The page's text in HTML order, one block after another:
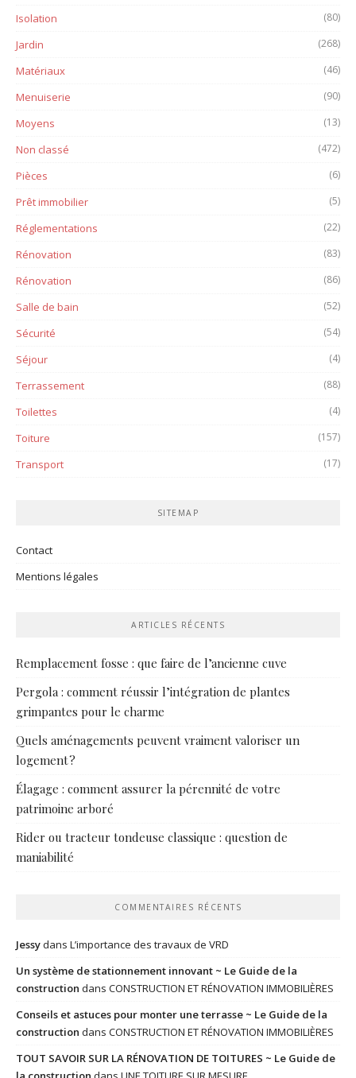
Isolation (80)
Jardin (268)
Matériaux (46)
Menuiserie (90)
Moyens (13)
Non classé (472)
Pièces (6)
Prêt immobilier (5)
Réglementations (22)
Rénovation (83)
Rénovation (86)
Salle de bain (52)
Sécurité (54)
Séjour (4)
Terrassement (88)
Toilettes (4)
Toiture (157)
Transport (17)
SITEMAP
Contact
Mentions légales
ARTICLES RÉCENTS
Remplacement fosse : que faire de l’ancienne cuve
Pergola : comment réussir l’intégration de plantes
grimpantes pour le charme
Quels aménagements peuvent vraiment valoriser un
logement ?
Élagage : comment assurer la pérennité de votre
patrimoine arboré
Rider ou tracteur tondeuse classique : question de
maniabilité
COMMENTAIRES RÉCENTS
Jessydans L’importance des travaux de VRD
Un système de stationnement innovant ~ Le Guide de la
construction dans CONSTRUCTION ET RÉNOVATION IMMOBILIÈRES
Conseils et astuces pour monter une terrasse ~ Le Guide de la
construction dans CONSTRUCTION ET RÉNOVATION IMMOBILIÈRES
TOUT SAVOIR SUR LA RÉNOVATION DE TOITURES ~ Le Guide de